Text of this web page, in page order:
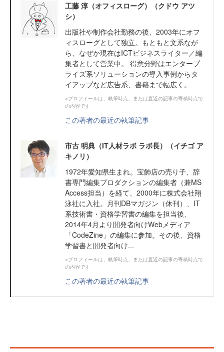
工藤 淳（オフィスローグ）（クドウ アツ
シ）
出版社や制作会社勤務の後、2003年にオフ
ィスローグとして独立。もともと文系なが
ら、なぜか現在はICTビジネスライター／編
集者として営業中。 得意分野はエンタープ
ライズ系ソリューションの導入事例からタ
イアップなど広告系、書籍まで幅広く。
※プロフィールは、執筆時点、または直近の記事の寄稿時点で
の内容です
この著者の最近の執筆記事
市古 明典（IT人材ラボ ラボ長）（イチゴ ア
キノリ）
1972年愛知県生まれ。宝飾店の売り子、辞
書専門編集プロダクションの編集者（兼MS
Access担当）を経て、2000年に株式会社翔
泳社に入社。月刊DBマガジン（休刊）、IT
系技術書・資格学習書の編集を担当後、
2014年4月より開発者向けWebメディア
「CodeZine」の編集に参加。その後、資格
学習書と開発者向け...
※プロフィールは、執筆時点、または直近の記事の寄稿時点で
の内容です
この著者の最近の執筆記事